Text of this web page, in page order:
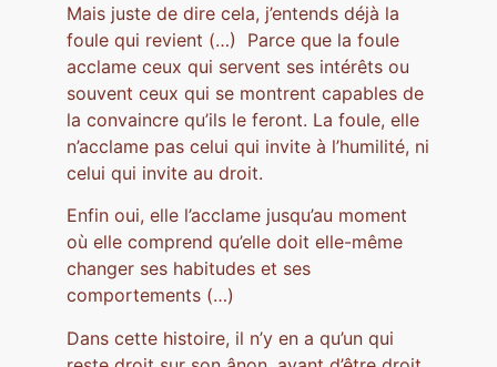
Mais juste de dire cela, j’entends déjà la
foule qui revient (…) Parce que la foule
acclame ceux qui servent ses intérêts ou
souvent ceux qui se montrent capables de
la convaincre qu’ils le feront. La foule, elle
n’acclame pas celui qui invite à l’humilité, ni
celui qui invite au droit.
Enfin oui, elle l’acclame jusqu’au moment
où elle comprend qu’elle doit elle-même
changer ses habitudes et ses
comportements (…)
Dans cette histoire, il n’y en a qu’un qui